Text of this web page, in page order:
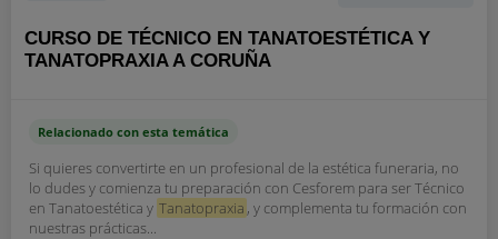
CURSO DE TÉCNICO EN TANATOESTÉTICA Y
TANATOPRAXIA A CORUÑA
Relacionado con esta temática
Si quieres convertirte en un profesional de la estética funeraria, no
lo dudes y comienza tu preparación con Cesforem para ser Técnico
en Tanatoestética y Tanatopraxia , y complementa tu formación con
nuestras prácticas...